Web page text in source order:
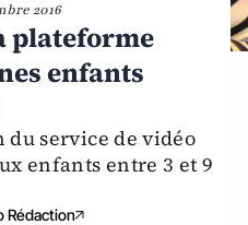
2016
plateforme
enfants
du service de vidéo
enfants entre 3 et 9
Rédaction